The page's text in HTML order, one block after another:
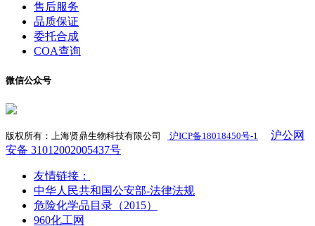
售后服务
品质保证
委托合成
COA查询
微信公众号
版权所有：上海贤鼎生物科技有限公司 沪ICP备18018450号-1
沪公网
安备 31012002005437号
友情链接：
中华人民共和国公安部-法律法规
危险化学品目录（2015）
960化工网